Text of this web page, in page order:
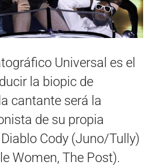
Universal es el
la biopic de
cantante será la
de su propia
Cody (Juno/Tully)
Women, The Post).